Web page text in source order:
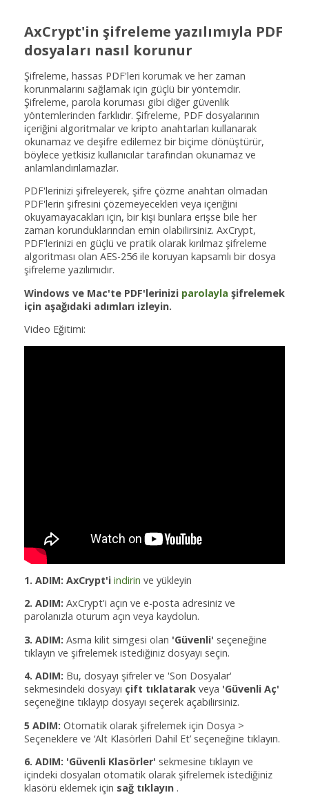
AxCrypt'in şifreleme yazılımıyla PDF
dosyaları nasıl korunur
Şifreleme, hassas PDF'leri korumak ve her zaman
korunmalarını sağlamak için güçlü bir yöntemdir.
Şifreleme, parola koruması gibi diğer güvenlik
yöntemlerinden farklıdır. Şifreleme, PDF dosyalarının
içeriğini algoritmalar ve kripto anahtarları kullanarak
okunamaz ve deşifre edilemez bir biçime dönüştürür,
böylece yetkisiz kullanıcılar tarafından okunamaz ve
anlamlandırılamazlar.
PDF'lerinizi şifreleyerek, şifre çözme anahtarı olmadan
PDF'lerin şifresini çözemeyecekleri veya içeriğini
okuyamayacakları için, bir kişi bunlara erişse bile her
zaman korunduklarından emin olabilirsiniz. AxCrypt,
PDF'lerinizi en güçlü ve pratik olarak kırılmaz şifreleme
algoritması olan AES-256 ile koruyan kapsamlı bir dosya
şifreleme yazılımıdır.
Windows ve Mac'te PDF'lerinizi parolayla şifrelemek
için aşağıdaki adımları izleyin.
Video Eğitimi:
1. ADIM: AxCrypt'i indirin ve yükleyin
2. ADIM: AxCrypt'i açın ve e-posta adresiniz ve
parolanızla oturum açın veya kaydolun.
3. ADIM: Asma kilit simgesi olan 'Güvenli' seçeneğine
tıklayın ve şifrelemek istediğiniz dosyayı seçin.
4. ADIM: Bu, dosyayı şifreler ve 'Son Dosyalar'
sekmesindeki dosyayı çift tıklatarak veya 'Güvenli Aç'
seçeneğine tıklayıp dosyayı seçerek açabilirsiniz.
5 ADIM: Otomatik olarak şifrelemek için Dosya >
Seçeneklere ve ‘Alt Klasörleri Dahil Et’ seçeneğine tıklayın.
6. ADIM: 'Güvenli Klasörler' sekmesine tıklayın ve
içindeki dosyaları otomatik olarak şifrelemek istediğiniz
klasörü eklemek için sağ tıklayın .